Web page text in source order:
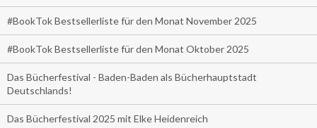
#BookTok Bestsellerliste für den Monat November 2025
#BookTok Bestsellerliste für den Monat Oktober 2025
Das Bücherfestival - Baden-Baden als Bücherhauptstadt
Deutschlands!
Das Bücherfestival 2025 mit Elke Heidenreich